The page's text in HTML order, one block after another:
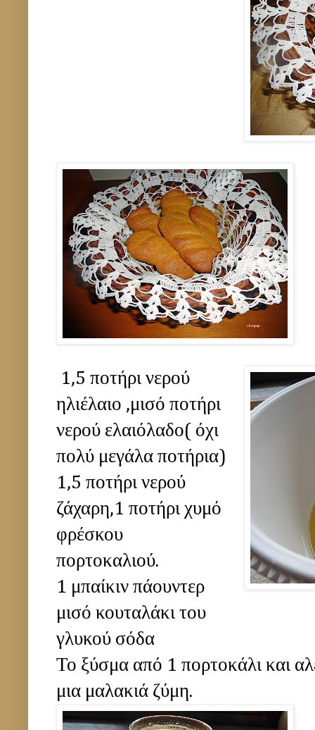
1,5 ποτήρι νερού
ηλιέλαιο ,μισό ποτήρι
νερού ελαιόλαδο( όχι
πολύ μεγάλα ποτήρια)
1,5 ποτήρι νερού
ζάχαρη,1 ποτήρι χυμό
φρέσκου
πορτοκαλιού.
1 μπαίκιν πάουντερ
μισό κουταλάκι του
γλυκού σόδα
Το ξύσμα από 1 πορτοκάλι και
μια μαλακιά ζύμη.